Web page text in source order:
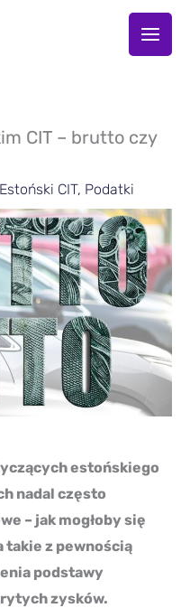
CIT – brutto czy
Estoński CIT, Podatki
estońskiego
nadal często
– jak mogłoby się
takie z pewnością
podstawy
zysków.